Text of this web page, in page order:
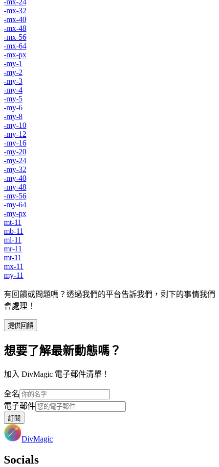
-mx-32
-mx-40
-mx-48
-mx-56
-mx-64
-mx-px
-my-1
-my-2
-my-3
-my-4
-my-5
-my-6
-my-8
-my-10
-my-12
-my-16
-my-20
-my-24
-my-32
-my-40
-my-48
-my-56
-my-64
-my-px
mt-11
mb-11
ml-11
mr-11
mt-11
mx-11
my-11
有回饋或問題嗎？透過我們的平台告訴我們，剩下的事情我們
會處理！
提供回饋
想要了解最新動態嗎？
加入 DivMagic 電子郵件清單！
全名
電子郵件
訂閱
DivMagic
Socials